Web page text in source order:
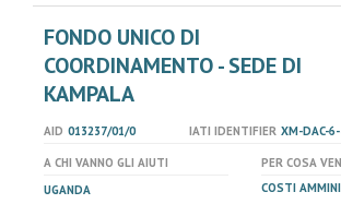
FONDO UNICO DI
COORDINAMENTO - SEDE DI
KAMPALA
AID 013237/01/0 IATI IDENTIFIER XM-DAC-
A CHI VANNO GLI AIUTI
UGANDA
PER COSA
COSTI